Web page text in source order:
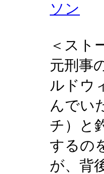
ソン
＜スト
元刑事
ルドウ
んでい
チ）と
するの
が、背